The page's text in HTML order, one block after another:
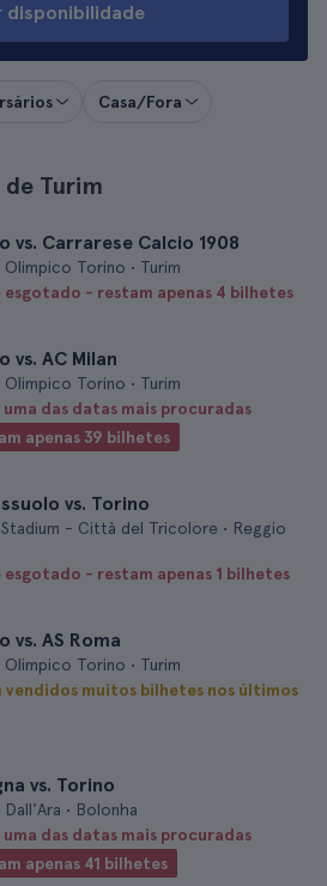
disponibilidade
Casa/Fora
Turim
vs. Carrarese Calcio 1908
Torino • Turim
esgotado - restam apenas 4 bilhetes
vs. AC Milan
Torino • Turim
uma das datas mais procuradas
apenas 39 bilhetes
vs. Torino
Stadium - Città del Tricolore • Reggio
esgotado - restam apenas 1 bilhetes
vs. AS Roma
Torino • Turim
vendidos muitos bilhetes nos últimos
vs. Torino
• Bolonha
uma das datas mais procuradas
apenas 41 bilhetes